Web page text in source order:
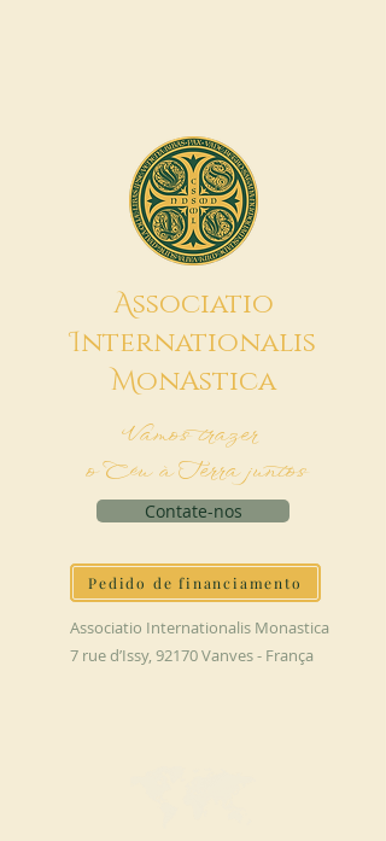
Associatio
Internationalis
MonAstica
Vamos trazer
o Céu à Terra juntos
Contate-nos
Pedido de financiamento
Associatio Internationalis Monastica
7 rue d’Issy, 92170 Vanves - França